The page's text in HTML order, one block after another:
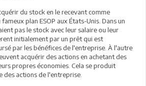
du stock en le recevant comme
plan ESOP aux États-Unis. Dans un
pas le stock avec leur salaire ou leur
initialement par un prêt qui est
par les bénéfices de l'entreprise. À l'autre
acquérir des actions en achetant des
propres économies. Cela se produit
des actions de l'entreprise.